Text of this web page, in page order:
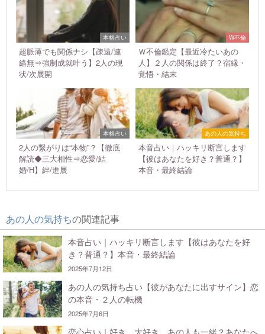
本格占い
超脈薄でも関係ナシ【疎遠/連
絡無⇒強制成就叶う】2人の現
状/次展開
W不倫
Ｗ不倫鑑定【最近冷たいあの
人】２人の関係は終了？宿縁・
覚悟・結末
本格占い
2人の繋がりは“本物”？【徹底
解読◆三大相性⇒恋愛/結
婚/H】絆/進展
あの人の気持ち
本音占い｜ハッキリ断言します
【彼はあなたを好き？普通？】
本音・最終結論
あの人の気持ちの関連記事
本音占い｜ハッキリ断言します【彼はあなたを好
き？普通？】本音・最終結論
2025年7月12日
あの人の気持ち占い【彼があなたに出すサイン】恋
の本音・２人の転機
2025年7月6日